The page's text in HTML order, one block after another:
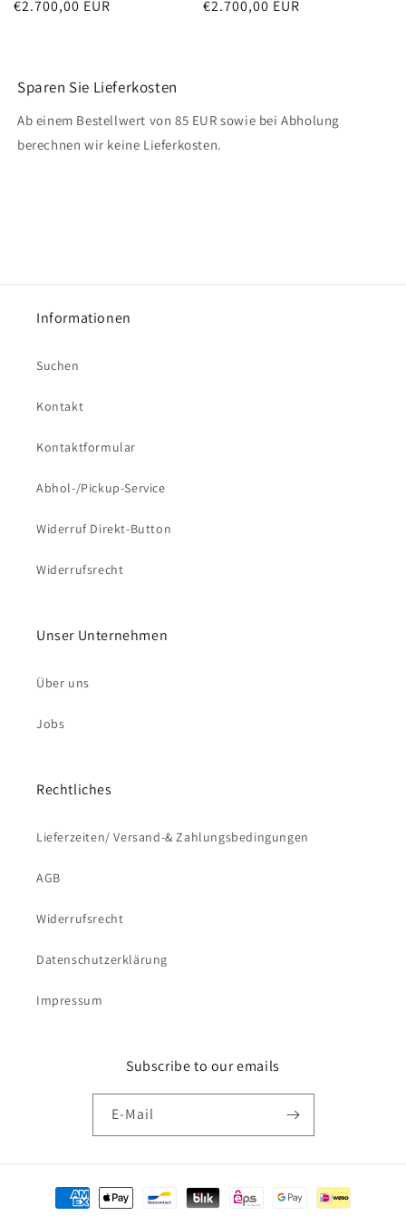
Normaler
€2.700,00 EUR
Normaler
€2.700,00 EUR
Sparen Sie Lieferkosten
Ab einem Bestellwert von 85 EUR sowie bei Abholung
berechnen wir keine Lieferkosten.
Informationen
Suchen
Kontakt
Kontaktformular
Abhol-/Pickup-Service
Widerruf Direkt-Button
Widerrufsrecht
Unser Unternehmen
Über uns
Jobs
Rechtliches
Lieferzeiten/ Versand-& Zahlungsbedingungen
AGB
Widerrufsrecht
Datenschutzerklärung
Impressum
Subscribe to our emails
E-Mail
Zahlungsmethoden